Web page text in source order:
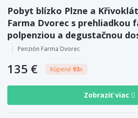
Pobyt blízko Plzne a
Farma Dvorec s prehliadkou
polpenziou a degustačnou
Penzión Farma Dvorec
135 € Kúpené 93x
Zobraziť viac